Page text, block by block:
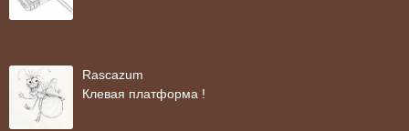
Rascazum
Клевая платформа !